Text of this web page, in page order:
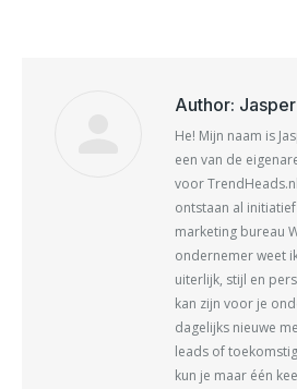
Author:
He! Mijn naam is
een van de
voor
ontstaan al
marketing bureau
ondernemer weet
uiterlijk, stijl en
kan zijn voor je
dagelijks nieuwe
leads of
kun je maar één